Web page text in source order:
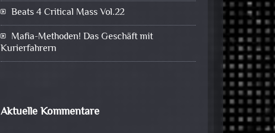
Beats 4 Critical Mass Vol.22
Mafia-Methoden! Das Geschäft mit
Kurierfahrern
Aktuelle Kommentare